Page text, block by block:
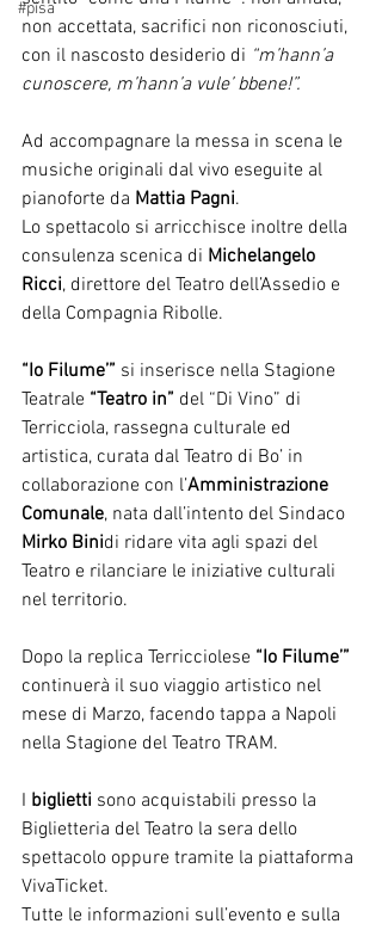
#pisa
non accettata, sacrifici non riconosciuti,
con il nascosto desiderio di “m’hann’a
cunoscere, m’hann’a vule’ bbene!”.
Ad accompagnare la messa in scena le
musiche originali dal vivo eseguite al
pianoforte da Mattia Pagni.
Lo spettacolo si arricchisce inoltre della
consulenza scenica di Michelangelo
Ricci, direttore del Teatro dell’Assedio e
della Compagnia Ribolle.
“Io Filume’” si inserisce nella Stagione
Teatrale “Teatro in” del “Di Vino” di
Terricciola, rassegna culturale ed
artistica, curata dal Teatro di Bo’ in
collaborazione con l’Amministrazione
Comunale, nata dall’intento del Sindaco
Mirko Binidi ridare vita agli spazi del
Teatro e rilanciare le iniziative culturali
nel territorio.
Dopo la replica Terricciolese “Io Filume’”
continuerà il suo viaggio artistico nel
mese di Marzo, facendo tappa a Napoli
nella Stagione del Teatro TRAM.
I biglietti sono acquistabili presso la
Biglietteria del Teatro la sera dello
spettacolo oppure tramite la piattaforma
VivaTicket.
Tutte le informazioni sull’evento e sulla